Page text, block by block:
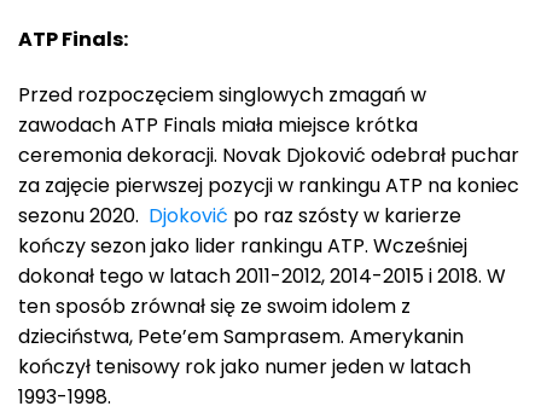
ATP Finals:
Przed rozpoczęciem singlowych zmagań w
zawodach ATP Finals miała miejsce krótka
ceremonia dekoracji. Novak Djoković odebrał puchar
za zajęcie pierwszej pozycji w rankingu ATP na koniec
sezonu 2020. Djoković po raz szósty w karierze
kończy sezon jako lider rankingu ATP. Wcześniej
dokonał tego w latach 2011-2012, 2014-2015 i 2018. W
ten sposób zrównał się ze swoim idolem z
dzieciństwa, Pete’em Samprasem. Amerykanin
kończył tenisowy rok jako numer jeden w latach
1993-1998.